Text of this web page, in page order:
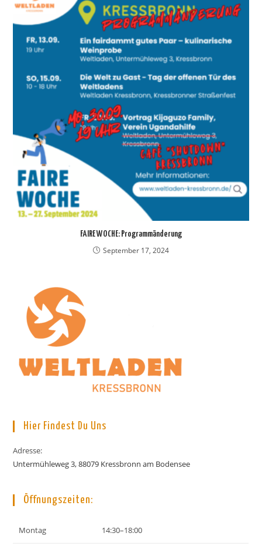
FAIRE WOCHE: Programmänderung
September 17, 2024
Hier Findest Du Uns
Adresse:
Untermühleweg 3, 88079 Kressbronn am Bodensee
Öffnungszeiten:
Montag 14:30–18:00